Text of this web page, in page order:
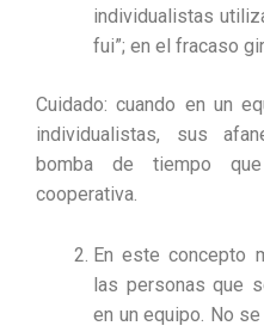
individualistas
fui”; en el fracaso
Cuidado: cuando en un
individualistas, sus
bomba de tiempo
cooperativa.
En este concepto
las personas que
en un equipo. No